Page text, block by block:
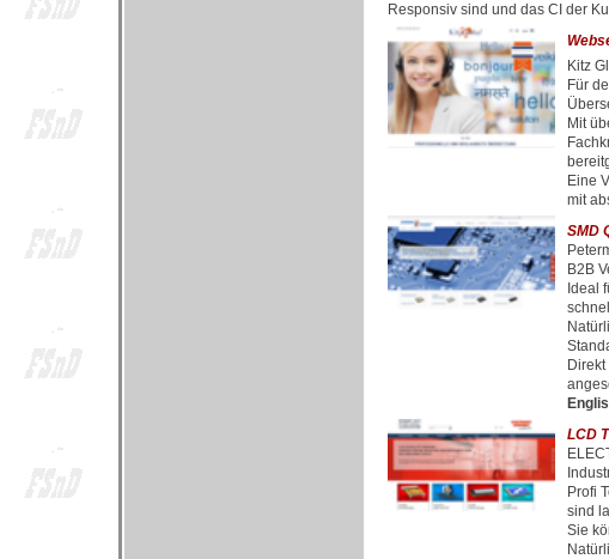
Responsiv sind und das CI der
Kitz
Für
Mit
Eine
mit
SMD
B2B
Ideal
LCD
Profi
sind
Sie